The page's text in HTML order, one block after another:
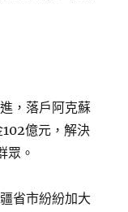
，落戶阿克蘇
億元，解決
眾。
省市紛紛加大